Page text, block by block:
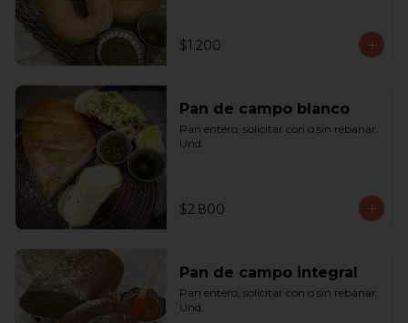
$1.200
Pan de campo blanco
Pan entero, solicitar con o sin rebanar.
Und.
$2.800
Pan de campo integral
Pan entero, solicitar con o sin rebanar.
Und.